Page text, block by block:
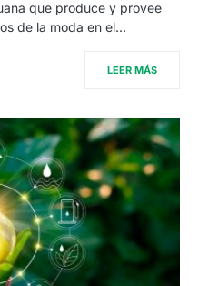
que produce y provee
de la moda en el…
LEER MÁS